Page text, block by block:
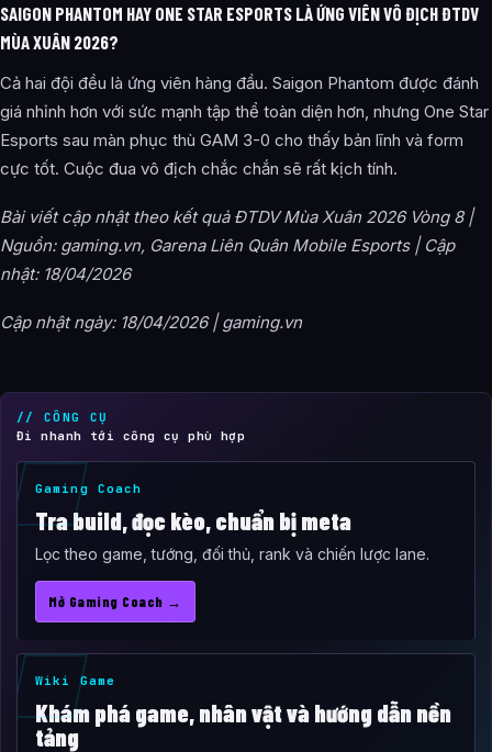
SAIGON PHANTOM HAY ONE STAR ESPORTS LÀ ỨNG VIÊN VÔ ĐỊCH ĐTDV
MÙA XUÂN 2026?
Cả hai đội đều là ứng viên hàng đầu. Saigon Phantom được đánh
giá nhỉnh hơn với sức mạnh tập thể toàn diện hơn, nhưng One Star
Esports sau màn phục thù GAM 3-0 cho thấy bản lĩnh và form
cực tốt. Cuộc đua vô địch chắc chắn sẽ rất kịch tính.
Bài viết cập nhật theo kết quả ĐTDV Mùa Xuân 2026 Vòng 8 |
Nguồn: gaming.vn, Garena Liên Quân Mobile Esports | Cập
nhật: 18/04/2026
Cập nhật ngày: 18/04/2026 | gaming.vn
// CÔNG CỤ
Đi nhanh tới công cụ phù hợp
Gaming Coach
Tra build, đọc kèo, chuẩn bị meta
Lọc theo game, tướng, đối thủ, rank và chiến lược lane.
Mở Gaming Coach →
Wiki Game
Khám phá game, nhân vật và hướng dẫn nền
tảng